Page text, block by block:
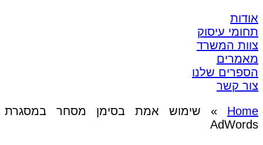
אודות
תחומי עיסוק
צוות המשרד
מאמרים
הספרים שלנו
צור קשר
Home
» שימוש אמת בסימן מסחר במסגרת
AdWords